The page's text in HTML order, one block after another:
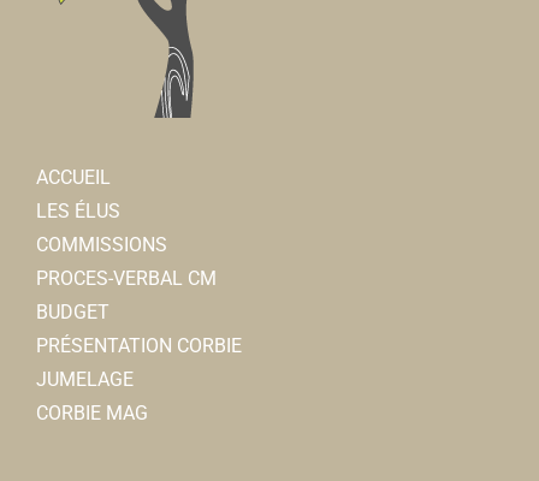
ACCUEIL
LES ÉLUS
COMMISSIONS
PROCES-VERBAL CM
BUDGET
PRÉSENTATION CORBIE
JUMELAGE
CORBIE MAG